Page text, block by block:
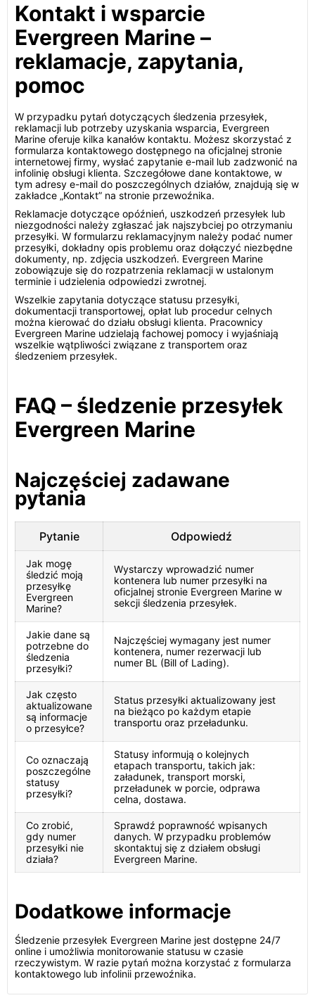
Kontakt i wsparcie
Evergreen Marine –
reklamacje, zapytania,
pomoc
W przypadku pytań dotyczących śledzenia przesyłek,
reklamacji lub potrzeby uzyskania wsparcia, Evergreen
Marine oferuje kilka kanałów kontaktu. Możesz skorzystać z
formularza kontaktowego dostępnego na oficjalnej stronie
internetowej firmy, wysłać zapytanie e-mail lub zadzwonić na
infolinię obsługi klienta. Szczegółowe dane kontaktowe, w
tym adresy e-mail do poszczególnych działów, znajdują się w
zakładce „Kontakt” na stronie przewoźnika.
Reklamacje dotyczące opóźnień, uszkodzeń przesyłek lub
niezgodności należy zgłaszać jak najszybciej po otrzymaniu
przesyłki. W formularzu reklamacyjnym należy podać numer
przesyłki, dokładny opis problemu oraz dołączyć niezbędne
dokumenty, np. zdjęcia uszkodzeń. Evergreen Marine
zobowiązuje się do rozpatrzenia reklamacji w ustalonym
terminie i udzielenia odpowiedzi zwrotnej.
Wszelkie zapytania dotyczące statusu przesyłki,
dokumentacji transportowej, opłat lub procedur celnych
można kierować do działu obsługi klienta. Pracownicy
Evergreen Marine udzielają fachowej pomocy i wyjaśniają
wszelkie wątpliwości związane z transportem oraz
śledzeniem przesyłek.
FAQ – śledzenie przesyłek
Evergreen Marine
Najczęściej zadawane
pytania
Pytanie Odpowiedź
Jak mogę
śledzić moją
przesyłkę
Evergreen
Marine?
Wystarczy wprowadzić numer
kontenera lub numer przesyłki na
oficjalnej stronie Evergreen Marine w
sekcji śledzenia przesyłek.
Jakie dane są
potrzebne do
śledzenia
przesyłki?
Najczęściej wymagany jest numer
kontenera, numer rezerwacji lub
numer BL (Bill of Lading).
Jak często
aktualizowane
są informacje
o przesyłce?
Status przesyłki aktualizowany jest
na bieżąco po każdym etapie
transportu oraz przeładunku.
Co oznaczają
poszczególne
statusy
przesyłki?
Statusy informują o kolejnych
etapach transportu, takich jak:
załadunek, transport morski,
przeładunek w porcie, odprawa
celna, dostawa.
Co zrobić,
gdy numer
przesyłki nie
działa?
Sprawdź poprawność wpisanych
danych. W przypadku problemów
skontaktuj się z działem obsługi
Evergreen Marine.
Dodatkowe informacje
Śledzenie przesyłek Evergreen Marine jest dostępne 24/7
online i umożliwia monitorowanie statusu w czasie
rzeczywistym. W razie pytań można korzystać z formularza
kontaktowego lub infolinii przewoźnika.